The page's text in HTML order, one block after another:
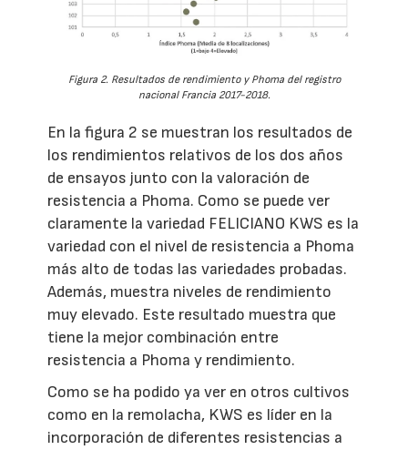
Figura 2. Resultados de rendimiento y Phoma del registro
nacional Francia 2017-2018.
En la figura 2 se muestran los resultados de
los rendimientos relativos de los dos años
de ensayos junto con la valoración de
resistencia a Phoma. Como se puede ver
claramente la variedad FELICIANO KWS es la
variedad con el nivel de resistencia a Phoma
más alto de todas las variedades probadas.
Además, muestra niveles de rendimiento
muy elevado. Este resultado muestra que
tiene la mejor combinación entre
resistencia a Phoma y rendimiento.
Como se ha podido ya ver en otros cultivos
como en la remolacha, KWS es líder en la
incorporación de diferentes resistencias a